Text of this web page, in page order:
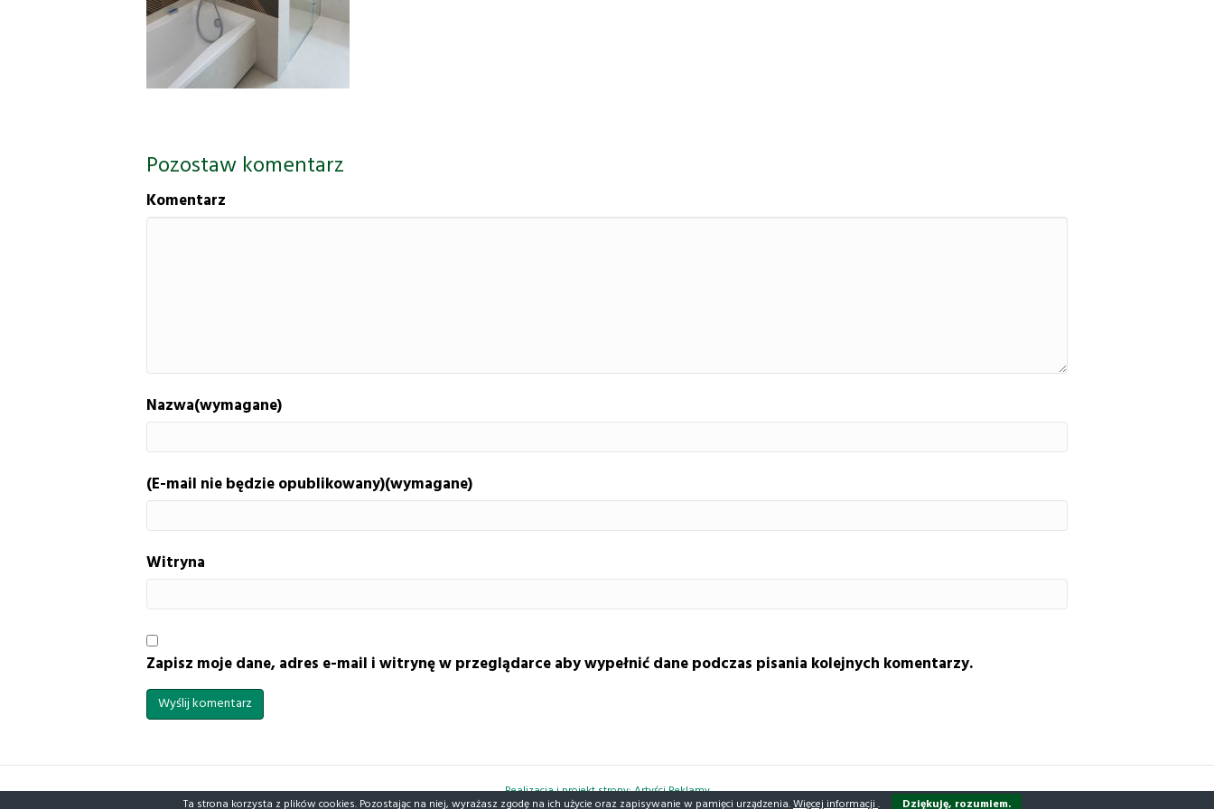
Pozostaw komentarz
Komentarz
Nazwa(wymagane)
(E-mail nie będzie opublikowany)(wymagane)
Witryna
Zapisz moje dane, adres e-mail i witrynę w przeglądarce aby wypełnić dane podczas pisania kolejnych komentarzy.
Realizacja i projekt strony: Artyści Reklamy
Ta strona korzysta z plików cookies. Pozostając na niej, wyrażasz zgodę na ich użycie oraz zapisywanie w pamięci urządzenia.Więcej informacji. Dziękuję, rozumiem.